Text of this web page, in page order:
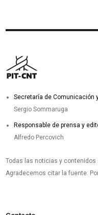
Secretaría de Comunicación
Sergio Sommaruga
Responsable de prensa y
Alfredo Percovich
Todas las noticias y contenidos
Agradecemos citar la fuente: